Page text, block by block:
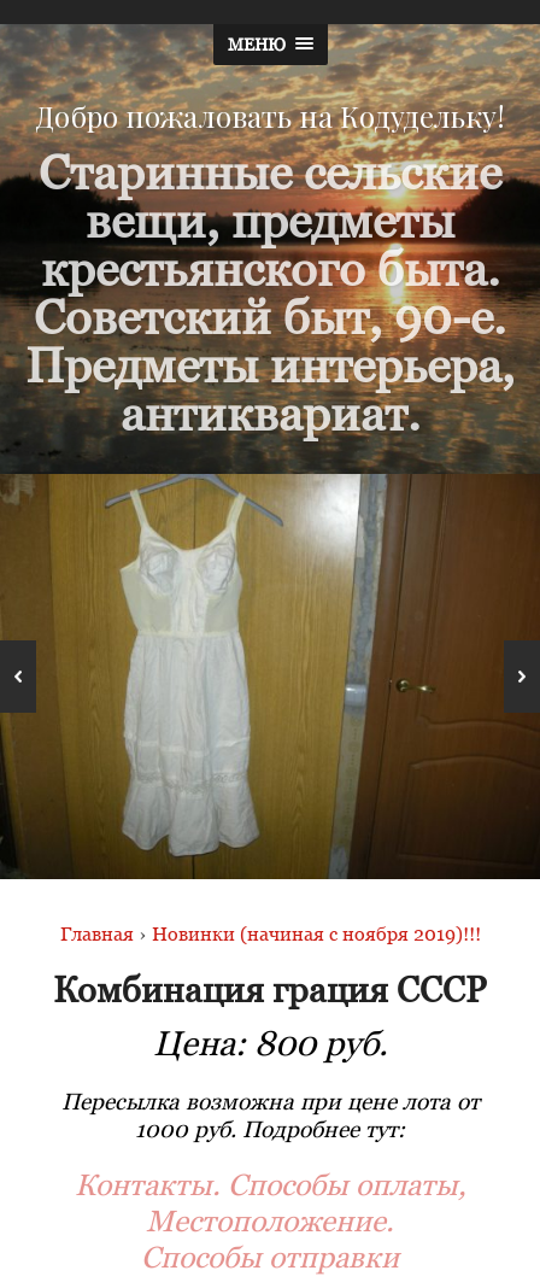
МЕНЮ
Добро пожаловать на Кодудельку!
Старинные сельские
вещи, предметы
крестьянского быта.
Советский быт, 90-е.
Предметы интерьера,
антиквариат.
Главная › Новинки (начиная с ноября 2019)!!!
Комбинация грация СССР
Цена: 800 руб.
Пересылка возможна при цене лота от
1000 руб. Подробнее тут:
Контакты. Способы оплаты,
Местоположение.
Способы отправки